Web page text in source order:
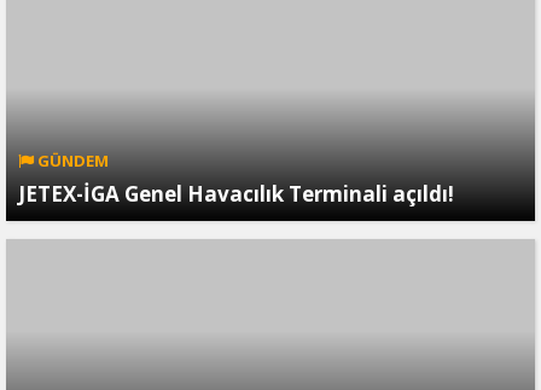
GÜNDEM
JETEX-İGA Genel Havacılık Terminali açıldı!